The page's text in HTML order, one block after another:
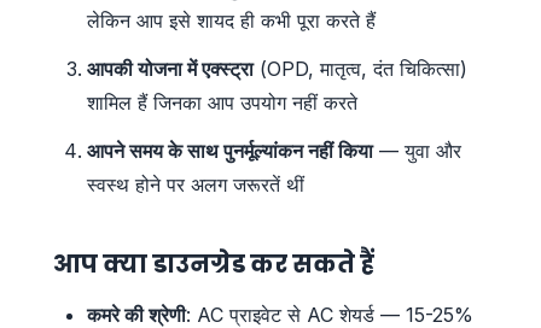
लेकिन आप इसे शायद ही कभी पूरा करते हैं
आपकी योजना में एक्स्ट्रा(OPD, मातृत्व, दंत चिकित्सा)
शामिल हैं जिनका आप उपयोग नहीं करते
आपने समय के साथ पुनर्मूल्यांकन नहीं किया— युवा और
स्वस्थ होने पर अलग जरूरतें थीं
आप क्या डाउनग्रेड कर सकते हैं
कमरे की श्रेणी: AC प्राइवेट से AC शेयर्ड — 15-25%